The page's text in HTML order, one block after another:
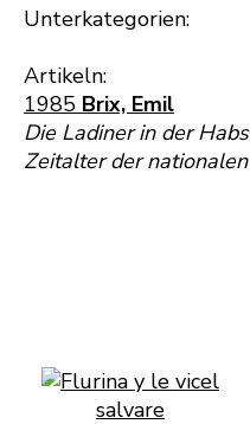
Unterkategorien:
Artikeln:
1985 Brix, Emil
Die Ladiner in der
Zeitalter der